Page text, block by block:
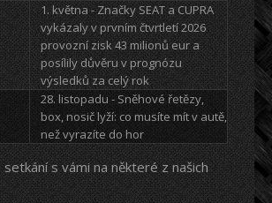
1. května - Značky SEAT a CUPRA
vykázaly v prvním čtvrtletí 2026
provozní zisk 43 milionů eur a
posílily důvěru v prognózu
výsledků za celý rok
28. listopadu - Sněhové řetězy,
box, nosič lyží: co musíte mít v autě,
než vyrazíte do hor
s vámi na některé z našich